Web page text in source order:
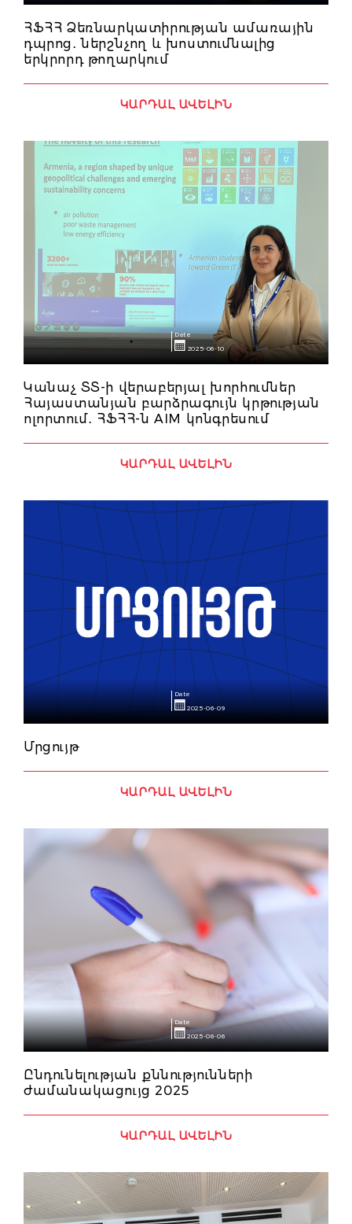
ՀՖՀՀ Ձեռնարկատիրության ամառային
դպրոց․ ներշնչող և խոստումնալից
երկրորդ թողարկում
ԿԱՐԴԱԼ ԱՎԵԼԻՆ
Date
2025-06-10
Կանաչ ՏՏ-ի վերաբերյալ խորհումներ
Հայաստանյան բարձրագույն կրթության
ոլորտում․ ՀՖՀՀ-ն AIM կոնգրեսում
ԿԱՐԴԱԼ ԱՎԵԼԻՆ
Date
2025-06-09
Մրցույթ
ԿԱՐԴԱԼ ԱՎԵԼԻՆ
Date
2025-06-06
Ընդունելության քննությունների
ժամանակացույց 2025
ԿԱՐԴԱԼ ԱՎԵԼԻՆ